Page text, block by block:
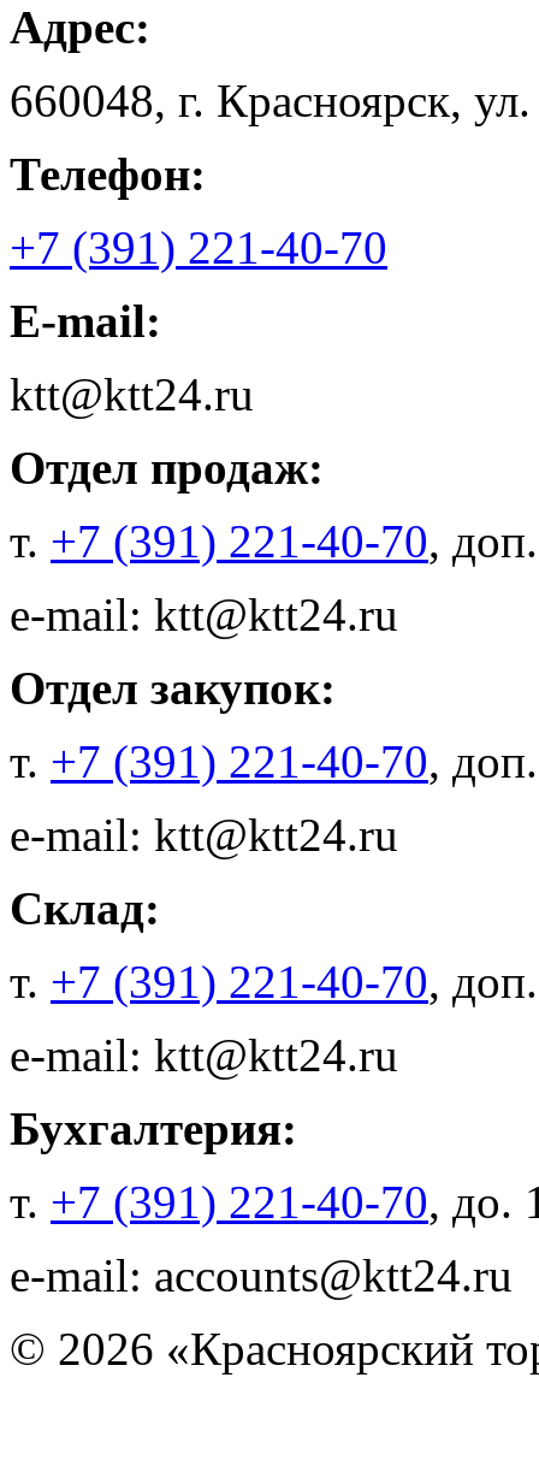
Адрес:
660048, г. Красноярск,
Телефон:
+7 (391) 221-40-70
E-mail:
ktt@ktt24.ru
Отдел продаж:
т. +7 (391) 221-40-70,
e-mail: ktt@ktt24.ru
Отдел закупок:
т. +7 (391) 221-40-70,
e-mail: ktt@ktt24.ru
Склад:
т. +7 (391) 221-40-70,
e-mail: ktt@ktt24.ru
Бухгалтерия:
т. +7 (391) 221-40-70, до.
e-mail: accounts@ktt24.ru
© 2026 «Красноярский